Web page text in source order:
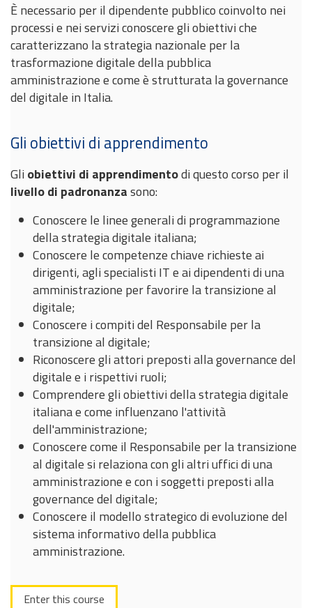
È necessario per il dipendente pubblico coinvolto nei
processi e nei servizi conoscere gli obiettivi che
caratterizzano la strategia nazionale per la
trasformazione digitale della pubblica
amministrazione e come è strutturata la governance
del digitale in Italia.
Gli obiettivi di apprendimento
Gli obiettivi di apprendimentodi questo corso per il
livello di padronanzasono:
Conoscere le linee generali di programmazione
della strategia digitale italiana;
Conoscere le competenze chiave richieste ai
dirigenti, agli specialisti IT e ai dipendenti di una
amministrazione per favorire la transizione al
digitale;
Conoscere i compiti del Responsabile per la
transizione al digitale;
Riconoscere gli attori preposti alla governance del
digitale e i rispettivi ruoli;
Comprendere gli obiettivi della strategia digitale
italiana e come influenzano l'attività
dell'amministrazione;
Conoscere come il Responsabile per la transizione
al digitale si relaziona con gli altri uffici di una
amministrazione e con i soggetti preposti alla
governance del digitale;
Conoscere il modello strategico di evoluzione del
sistema informativo della pubblica
amministrazione.
Enter this course